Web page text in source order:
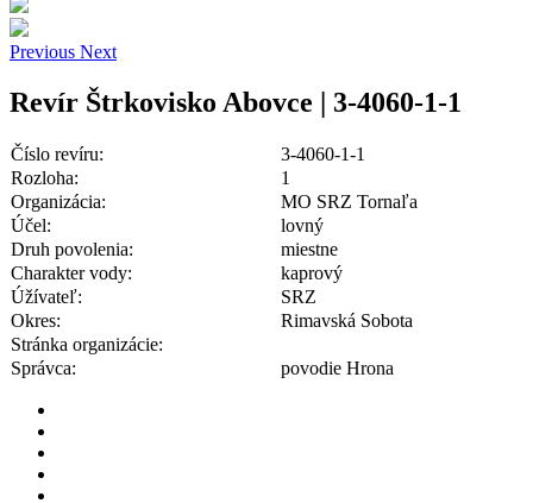
Previous Next
Revír Štrkovisko Abovce | 3-4060-1-1
Číslo revíru:
3-4060-1-1
Rozloha:
1
Organizácia:
MO SRZ Tornaľa
Účel:
lovný
Druh povolenia:
miestne
Charakter vody:
kaprový
Úžívateľ:
SRZ
Okres:
Rimavská Sobota
Stránka organizácie:
Správca:
povodie Hrona